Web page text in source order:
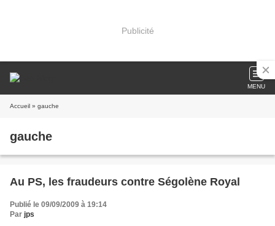
Publicité
MENU
Accueil » gauche
gauche
Au PS, les fraudeurs contre Ségolène Royal
Publié le 09/09/2009 à 19:14
Par jps